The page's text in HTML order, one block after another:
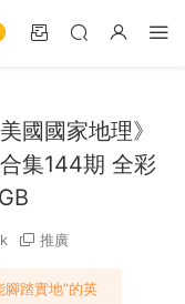
國國家地理》
集144期 全彩
推廣
踏實地”的英